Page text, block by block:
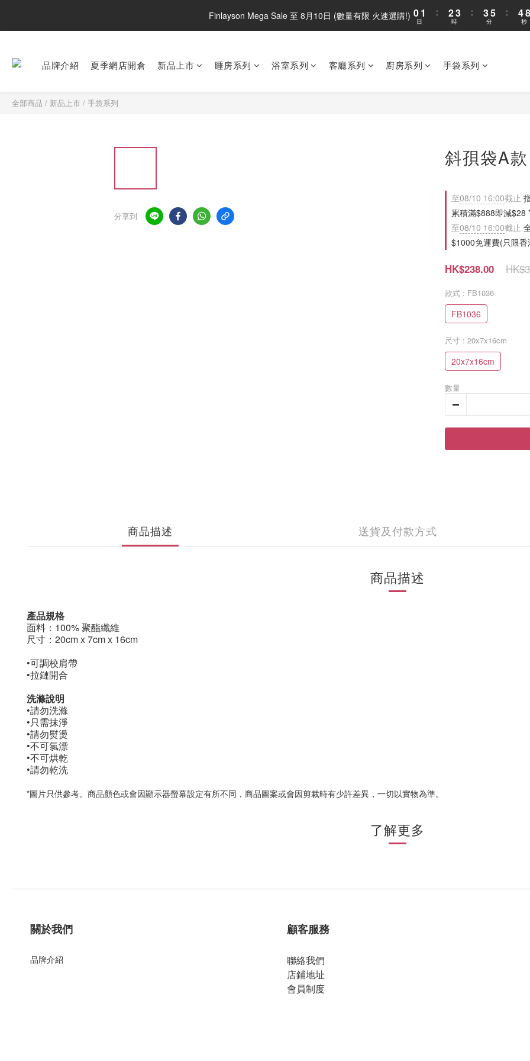
Finlayson Mega Sale 至 8月10日 (數量有限 火速選購!) 01
0
日
:
2
1
3
2
時
:
3
2
5
4
分
:
4
3
7
6
秒
品牌介紹 夏季網店開倉 新品上市 睡房系列 浴室系列 客廳系列 廚房系列 手袋系列
全部商品 / 新品上市 / 手袋系列
分享到
斜孭袋A
至08/10 16:00截止
累積滿$888即減
至08/10 16:00截止
$1000免運費(只限
HK$238.00
款式 : FB1036
FB1036
尺寸 : 20x7x16cm
20x7x16cm
數量
商品描述 送貨及付款方式
商品描述
產品規格
面料：100% 聚酯纖維
尺寸：20cm x 7cm x 16cm
•可調校肩帶
•拉鏈開合
洗滌說明
•請勿洗滌
•只需抹淨
•請勿熨燙
•不可氯漂
•不可烘乾
•請勿乾洗
*圖片只供參考。商品顏色或會因顯示器螢幕設定有所不同，商品圖案或會因剪裁時有少許差異，一切以實物為準。
了解更多
關於我們
品牌介紹
顧客服務
聯絡我們
店鋪地址
會員制度